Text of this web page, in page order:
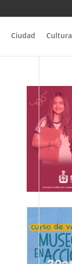
Ciudad Cultura